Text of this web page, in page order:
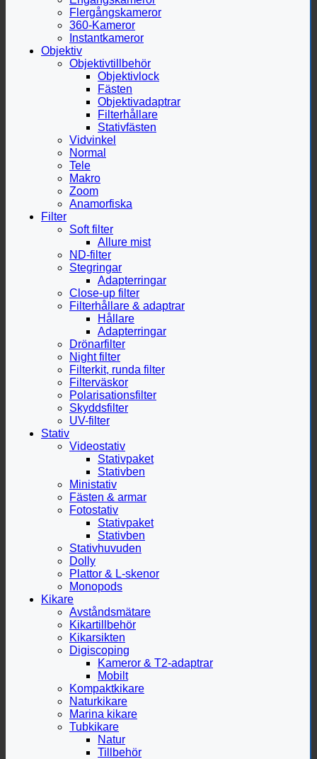
Flergångskameror
360-Kameror
Instantkameror
Objektiv
Objektivtillbehör
Objektivlock
Fästen
Objektivadaptrar
Filterhållare
Stativfästen
Vidvinkel
Normal
Tele
Makro
Zoom
Anamorfiska
Filter
Soft filter
Allure mist
ND-filter
Stegringar
Adapterringar
Close-up filter
Filterhållare & adaptrar
Hållare
Adapterringar
Drönarfilter
Night filter
Filterkit, runda filter
Filterväskor
Polarisationsfilter
Skyddsfilter
UV-filter
Stativ
Videostativ
Stativpaket
Stativben
Ministativ
Fästen & armar
Fotostativ
Stativpaket
Stativben
Stativhuvuden
Dolly
Plattor & L-skenor
Monopods
Kikare
Avståndsmätare
Kikartillbehör
Kikarsikten
Digiscoping
Kameror & T2-adaptrar
Mobilt
Kompaktkikare
Naturkikare
Marina kikare
Tubkikare
Natur
Tillbehör